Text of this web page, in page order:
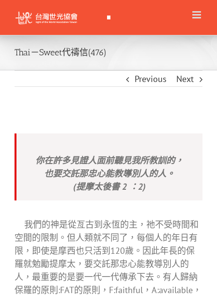
content
Thai－Sweet代禱信(476)
Previous Next
你在許多見證人面前聽見我所教訓的，
也要交託那忠心能教導別人的人。
(提摩太後書 2 ：2)
我們的神是從亙古到永恆的主，祂不受時間和
空間的限制。但人類就不同了，每個人的年日有
限，即使是摩西也只活到120歲。因此年長的保
羅就勉勵提摩太，要交託那忠心能教導別人的
人，最重要的是要一代一代傳承下去。有人歸納
保羅的原則:FAT的原則，F:faithful，A:available，